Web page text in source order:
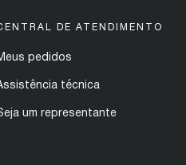
DE ATENDIMENTO
pedidos
técnica
um representante